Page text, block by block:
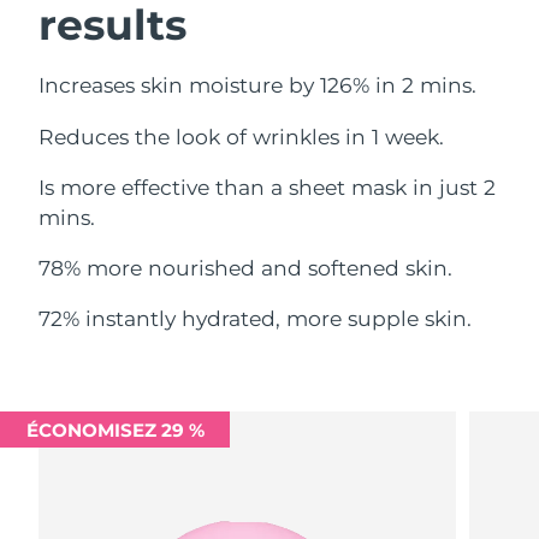
results
Increases skin moisture by 126% in 2 mins.
Reduces the look of wrinkles in 1 week.
Is more effective than a sheet mask in just 2
mins.
78% more nourished and softened skin.
72% instantly hydrated, more supple skin.
ÉCONOMISEZ 29 %
Porto Rico
Qatar Livraison estimée8/11/26
La Réunion Livraison estimée 8/15/26
Russie